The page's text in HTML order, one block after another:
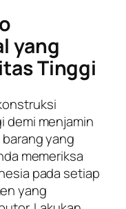
yang
Tinggi
demi menjamin
yang
memeriksa
pada setiap
yang